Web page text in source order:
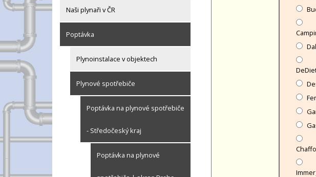
Naši plynaři v ČR
Poptávka
Plynoinstalace v objektech
Plynové spotřebiče
Poptávka na plynové spotřebiče
- Středočeský kraj
Poptávka na plynové